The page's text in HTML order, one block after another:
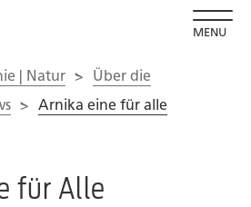
MENU
| Natur >
Über die
> Arnika eine für alle
für Alle